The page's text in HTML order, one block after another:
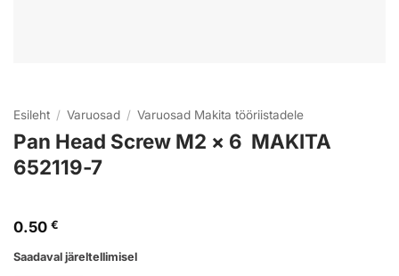
Esileht / Varuosad / Varuosad Makita tööriistadele
Pan Head Screw M2 × 6 MAKITA
652119-7
0.50 €
Saadaval järeltellimisel